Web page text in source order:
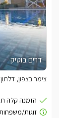
דרים בוטיק
צימר בצפון, דלתון